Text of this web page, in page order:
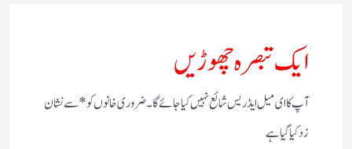
ایک تبصرہ چھوڑیں
آپ کا ای میل ایڈریس شائع نہیں کیا جائے گا۔ضروری خانوں کو*سے نشان
زد کیا گیا ہے